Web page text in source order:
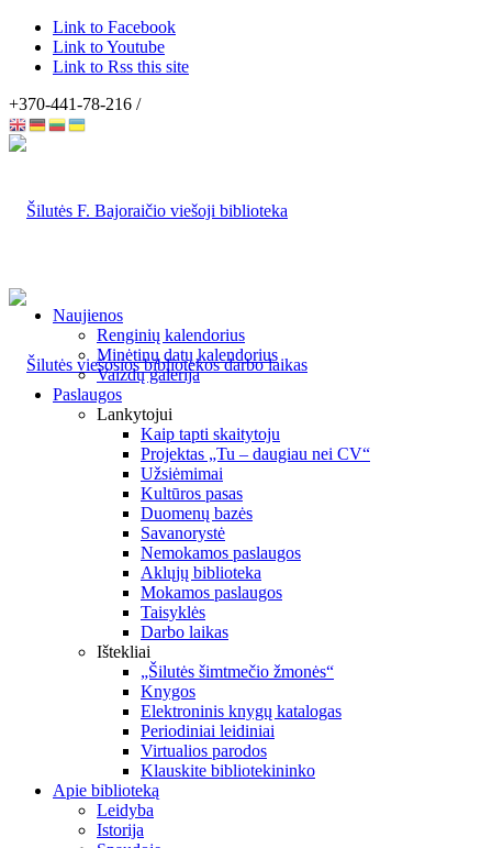
Link to Facebook
Link to Youtube
Link to Rss this site
+370-441-78-216 /
Naujienos
Renginių kalendorius
Minėtinų datų kalendorius
Vaizdų galerija
Paslaugos
Lankytojui
Kaip tapti skaitytoju
Projektas „Tu – daugiau nei CV“
Užsiėmimai
Kultūros pasas
Duomenų bazės
Savanorystė
Nemokamos paslaugos
Aklųjų biblioteka
Mokamos paslaugos
Taisyklės
Darbo laikas
Ištekliai
„Šilutės šimtmečio žmonės“
Knygos
Elektroninis knygų katalogas
Periodiniai leidiniai
Virtualios parodos
Klauskite bibliotekininko
Apie biblioteką
Leidyba
Istorija